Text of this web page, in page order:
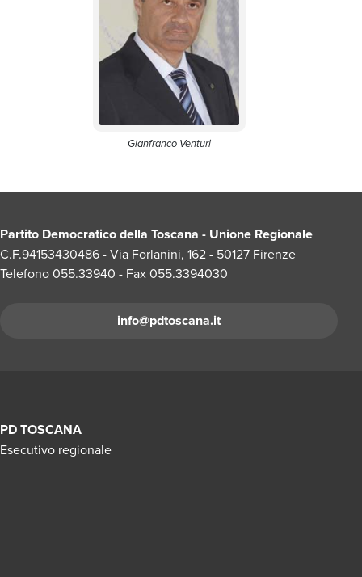
Gianfranco Venturi
Partito Democratico della Toscana - Unione Regionale
C.F.94153430486 - Via Forlanini, 162 - 50127 Firenze
Telefono 055.33940 - Fax 055.3394030
info@pdtoscana.it
PD TOSCANA
Esecutivo regionale